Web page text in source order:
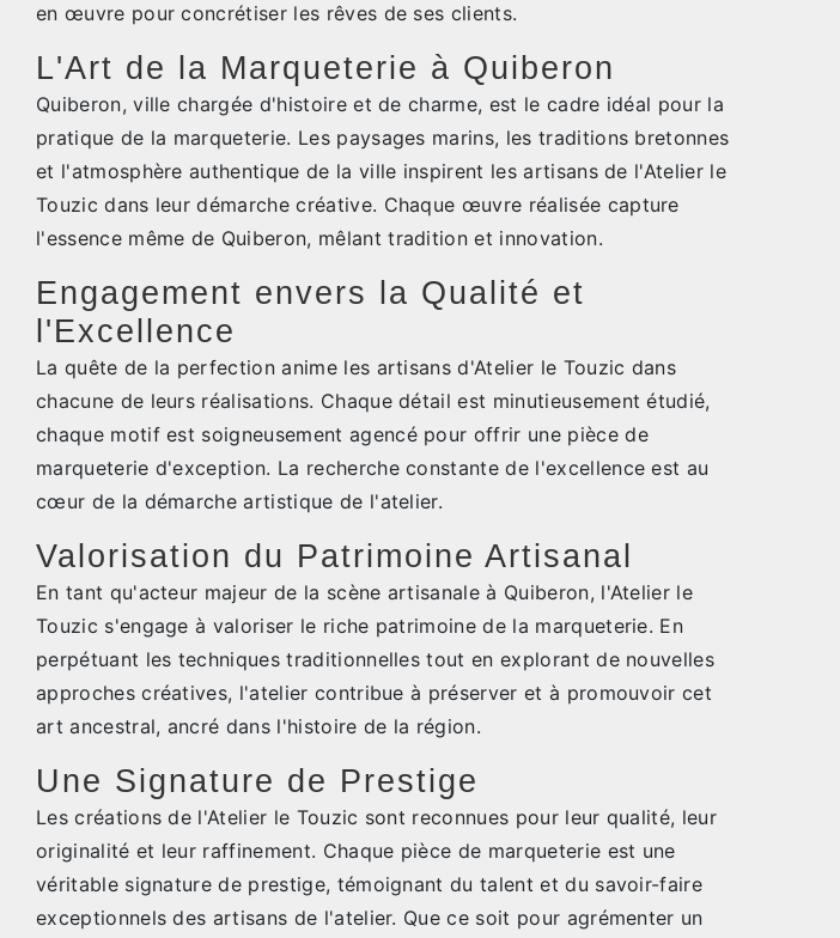
en œuvre pour concrétiser les rêves de ses clients.
L'Art de la Marqueterie à Quiberon
Quiberon, ville chargée d'histoire et de charme, est le cadre idéal pour la
pratique de la marqueterie. Les paysages marins, les traditions bretonnes
et l'atmosphère authentique de la ville inspirent les artisans de l'Atelier le
Touzic dans leur démarche créative. Chaque œuvre réalisée capture
l'essence même de Quiberon, mêlant tradition et innovation.
Engagement envers la Qualité et
l'Excellence
La quête de la perfection anime les artisans d'Atelier le Touzic dans
chacune de leurs réalisations. Chaque détail est minutieusement étudié,
chaque motif est soigneusement agencé pour offrir une pièce de
marqueterie d'exception. La recherche constante de l'excellence est au
cœur de la démarche artistique de l'atelier.
Valorisation du Patrimoine Artisanal
En tant qu'acteur majeur de la scène artisanale à Quiberon, l'Atelier le
Touzic s'engage à valoriser le riche patrimoine de la marqueterie. En
perpétuant les techniques traditionnelles tout en explorant de nouvelles
approches créatives, l'atelier contribue à préserver et à promouvoir cet
art ancestral, ancré dans l'histoire de la région.
Une Signature de Prestige
Les créations de l'Atelier le Touzic sont reconnues pour leur qualité, leur
originalité et leur raffinement. Chaque pièce de marqueterie est une
véritable signature de prestige, témoignant du talent et du savoir-faire
exceptionnels des artisans de l'atelier. Que ce soit pour agrémenter un